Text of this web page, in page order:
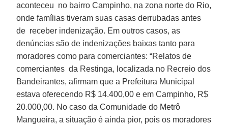
aconteceu no bairro Campinho, na zona norte do Rio,
onde famílias tiveram suas casas derrubadas antes
de receber indenização. Em outros casos, as
denúncias são de indenizações baixas tanto para
moradores como para comerciantes: “Relatos de
comerciantes da Restinga, localizada no Recreio dos
Bandeirantes, afirmam que a Prefeitura Municipal
estava oferecendo R$ 14.400,00 e em Campinho, R$
20.000,00. No caso da Comunidade do Metrô
Mangueira, a situação é ainda pior, pois os moradores